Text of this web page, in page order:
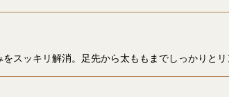
スッキリ解消。足先から太ももまでしっかりとリ